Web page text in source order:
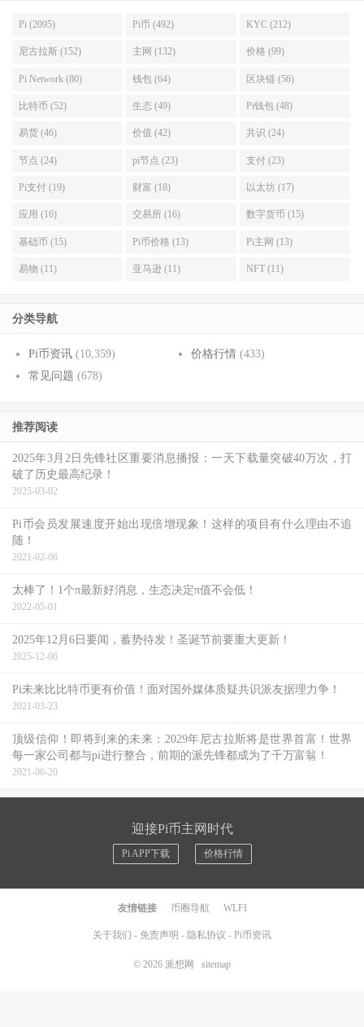
Pi (2095) Pi币 (492) KYC (212)
尼古拉斯 (152) 主网 (132) 价格 (99)
Pi Network (80) 钱包 (64) 区块链 (56)
比特币 (52) 生态 (49) Pi钱包 (48)
易货 (46) 价值 (42) 共识 (24)
节点 (24) pi节点 (23) 支付 (23)
Pi支付 (19) 财富 (18) 以太坊 (17)
应用 (16) 交易所 (16) 数字货币 (15)
基础币 (15) Pi币价格 (13) Pi主网 (13)
易物 (11) 亚马逊 (11) NFT (11)
分类导航
Pi币资讯 (10,359) 价格行情(433)
常见问题 (678)
推荐阅读
2025年3月2日先锋社区重要消息播报：一天下载量突破40万次，打
破了历史最高纪录！
2025-03-02
Pi币会员发展速度开始出现倍增现象！这样的项目有什么理由不追
随！
2021-02-06
太棒了！1个π最新好消息，生态决定π值不会低！
2022-05-01
2025年12月6日要闻，蓄势待发！圣诞节前要重大更新！
2025-12-06
Pi未来比比特币更有价值！面对国外媒体质疑共识派友据理力争！
2021-03-23
顶级信仰！即将到来的未来：2029年尼古拉斯将是世界首富！世界
每一家公司都与pi进行整合，前期的派先锋都成为了千万富翁！
2021-06-20
迎接Pi币主网时代
Pi APP下载 价格行情
友情链接 币圈导航 WLFI
关于我们 - 免责声明 - 隐私协议 - Pi币资讯
© 2026 派想网 sitemap